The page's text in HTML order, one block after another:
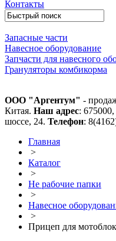
Контакты
Запасные части
Навесное оборудование
Запчасти для навесного
Грануляторы комбикорма
ООО "Аргентум" -
Китая. Наш адрес:
шоссе, 24. Телефон:
Главная
>
Каталог
>
Не рабочие папки
>
Навесное
>
Прицеп для